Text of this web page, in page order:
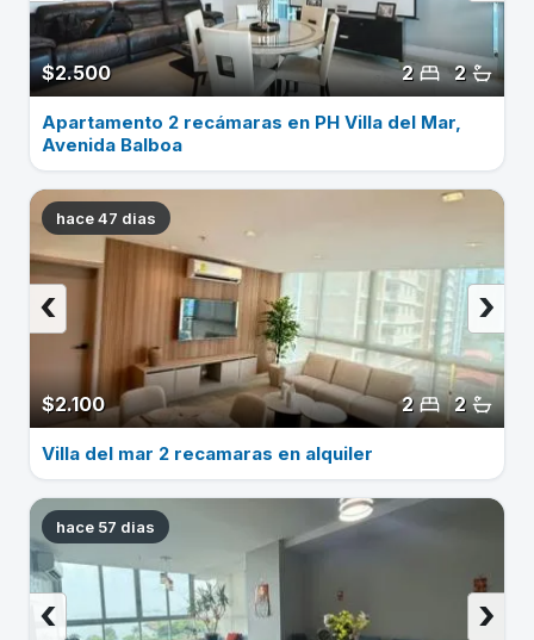
$2.500 2
2
Apartamento 2 recámaras en PH Villa del Mar,
Avenida Balboa
hace 47 dias
$2.100 2
2
›
‹
Villa del mar 2 recamaras en alquiler
hace 57 dias
›
‹